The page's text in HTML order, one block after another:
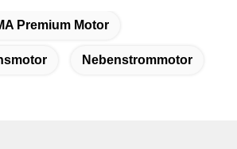
Premium Motor
Nebenstrommotor